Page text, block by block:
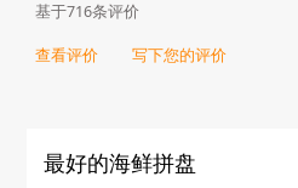
基于716条评价
查看评价 写下您的评价
最好的海鲜拼盘